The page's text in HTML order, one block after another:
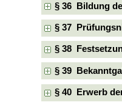
§ 36 Bildung
§ 37
§ 38
§ 39
§ 40 Erwerb